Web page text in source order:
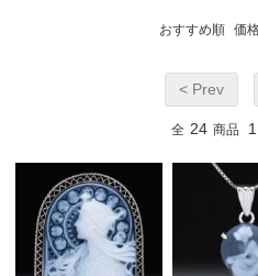
おすすめ順 価
< Prev
全 24 商品 1